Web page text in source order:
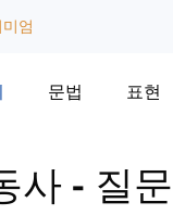
엄
문법 표현
사 - 질